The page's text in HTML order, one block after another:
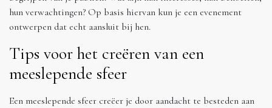
hun verwachtingen? Op basis hiervan kun je een evenement
ontwerpen dat echt aansluit bij hen.
Tips voor het creëren van een
meeslepende sfeer
Een meeslepende sfeer creëer je door aandacht te besteden aan